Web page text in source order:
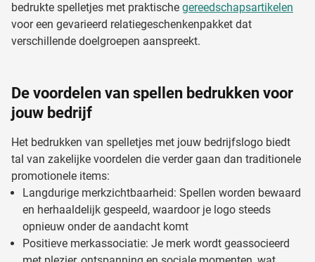
bedrukte spelletjes met praktische gereedschapsartikelen
voor een gevarieerd relatiegeschenkenpakket dat
verschillende doelgroepen aanspreekt.
De voordelen van spellen bedrukken voor
jouw bedrijf
Het bedrukken van spelletjes met jouw bedrijfslogo biedt
tal van zakelijke voordelen die verder gaan dan traditionele
promotionele items:
Langdurige merkzichtbaarheid: Spellen worden bewaard
en herhaaldelijk gespeeld, waardoor je logo steeds
opnieuw onder de aandacht komt
Positieve merkassociatie: Je merk wordt geassocieerd